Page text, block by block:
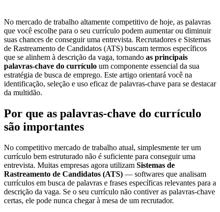
No mercado de trabalho altamente competitivo de hoje, as palavras
que você escolhe para o seu currículo podem aumentar ou diminuir
suas chances de conseguir uma entrevista. Recrutadores e Sistemas
de Rastreamento de Candidatos (ATS) buscam termos específicos
que se alinhem à descrição da vaga, tornando as principais
palavras-chave do currículo um componente essencial da sua
estratégia de busca de emprego. Este artigo orientará você na
identificação, seleção e uso eficaz de palavras-chave para se destacar
da multidão.
Por que as palavras-chave do currículo
são importantes
No competitivo mercado de trabalho atual, simplesmente ter um
currículo bem estruturado não é suficiente para conseguir uma
entrevista. Muitas empresas agora utilizam Sistemas de
Rastreamento de Candidatos (ATS) — softwares que analisam
currículos em busca de palavras e frases específicas relevantes para a
descrição da vaga. Se o seu currículo não contiver as palavras-chave
certas, ele pode nunca chegar à mesa de um recrutador.